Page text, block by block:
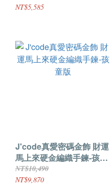
NT$5,585
J'code真愛密碼金飾 財運
馬上來硬金編織手鍊-孩童
版
NT$10,490
NT$9,870